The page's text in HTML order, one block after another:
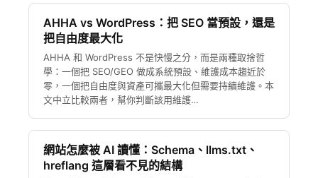
AHHA vs WordPress：把 SEO 當預設，還是
把自由度最大化
AHHA 和 WordPress 不是快慢之分，而是兩種取捨哲
學：一個把 SEO/GEO 做成系統預設、維護成本趨近於
零，一個把自由度與資產可攜最大化但需要持續維護。本
文中立比較兩者，幫你判斷該用維護…
網站怎麼被 AI 讀懂：Schema、llms.txt、
hreflang 這層看不見的結構